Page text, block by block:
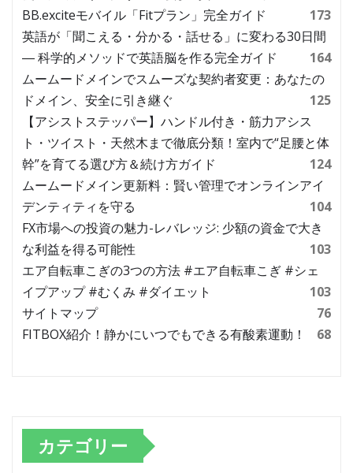
BB.exciteモバイル「Fitプラン」完全ガイド
173
英語が「聞こえる・分かる・話せる」に変わる30日間
― 科学的メソッドで英語脳を作る完全ガイド
164
ムームードメインでスムーズな契約者変更：あなたの
ドメイン、安全に引き継ぐ
125
【アシストステッパー】ハンドル付き・筋力アシス
ト・ツイスト・天然木まで徹底分類！室内で“足腰と体
幹”を育てる選び方＆続け方ガイド
124
ムームードメイン更新料：賢い管理でオンラインアイ
デンティティを守る
104
FX市場への投資の魅力-レバレッジ: 少額の資金で大き
な利益を得る可能性
103
エア自転車こぎの3つの方法 #エア自転車こぎ #シェ
イプアップ #むくみ #ダイエット
103
サイトマップ
76
FITBOX紹介！静かにいつでもできる有酸素運動！
68
カテゴリー